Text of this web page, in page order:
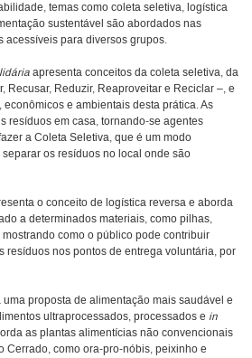
temas como coleta seletiva, logística
sustentável são abordados nas
acessíveis para diversos grupos.
apresenta conceitos da coleta seletiva, da
Recusar, Reduzir, Reaproveitar e Reciclar –, e
e ambientais desta prática. As
resíduos em casa, tornando-se agentes
a Coleta Seletiva, que é um modo
os resíduos no local onde são
o conceito de logística reversa e aborda
a determinados materiais, como pilhas,
como o público pode contribuir
resíduos nos pontos de entrega voluntária, por
proposta de alimentação mais saudável e
ultraprocessados, processados e in
as plantas alimentícias não convencionais
Cerrado, como ora-pro-nóbis, peixinho e